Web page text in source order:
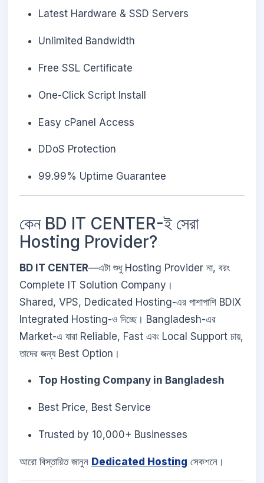
Latest Hardware & SSD Servers
Unlimited Bandwidth
Free SSL Certificate
One-Click Script Install
Easy cPanel Access
DDoS Protection
99.99% Uptime Guarantee
কেন BD IT CENTER-ই সেরা
Hosting Provider?
BD IT CENTER—এটা শুধু Hosting Provider না, বরং
Complete IT Solution Company।
Shared, VPS, Dedicated Hosting-এর পাশাপাশি BDIX
Integrated Hosting-ও দিচ্ছে। Bangladesh-এর
Market-এ যারা Reliable, Fast এবং Local Support চায়,
তাদের জন্য Best Option।
Top Hosting Company in Bangladesh
Best Price, Best Service
Trusted by 10,000+ Businesses
আরো বিস্তারিত জানুন Dedicated Hosting সেকশনে।